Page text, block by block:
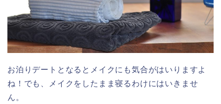
お泊りデートとなるとメイクにも気合がはいりますよ
ね！でも、メイクをしたまま寝るわけにはいきませ
ん。